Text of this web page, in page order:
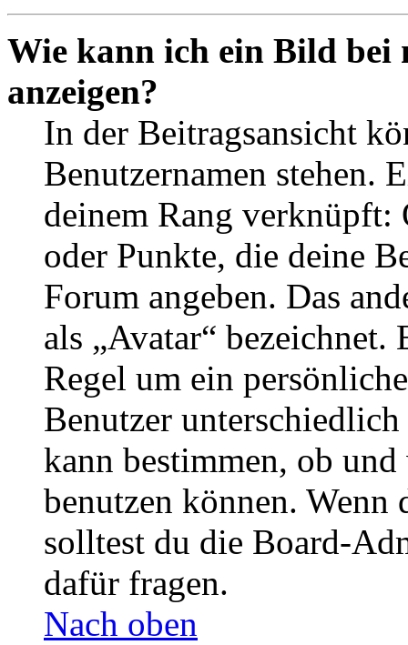
Wie kann ich ein Bild bei
anzeigen?
In der Beitragsansicht
Benutzernamen stehen.
deinem Rang verknüpft:
oder Punkte, die deine
Forum angeben. Das
als „Avatar“
Regel um ein
Benutzer
kann bestimmen, ob
benutzen können. Wenn
solltest du die Board-
dafür fragen.
Nach oben